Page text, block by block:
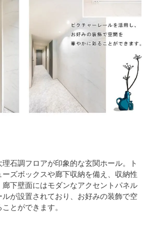
石調フロアが印象的な玄関ホール。ト
ーズボックスや廊下収納を備え、収納性
廊下壁面にはモダンなアクセントパネル
ルが設置されており、お好みの装飾で空
とができます。